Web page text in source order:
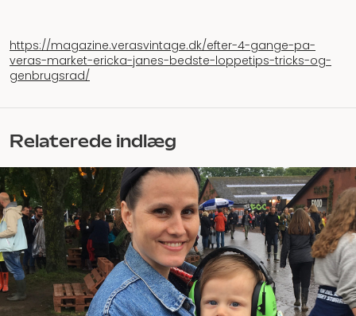
https://magazine.verasvintage.dk/efter-4-gange-pa-
veras-market-ericka-janes-bedste-loppetips-tricks-og-
genbrugsrad/
Relaterede indlæg